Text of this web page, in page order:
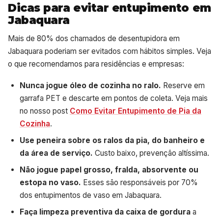
Dicas para evitar entupimento em
Jabaquara
Mais de 80% dos chamados de desentupidora em
Jabaquara poderiam ser evitados com hábitos simples. Veja
o que recomendamos para residências e empresas:
Nunca jogue óleo de cozinha no ralo. Reserve em
garrafa PET e descarte em pontos de coleta. Veja mais
no nosso post Como Evitar Entupimento de Pia da
Cozinha.
Use peneira sobre os ralos da pia, do banheiro e
da área de serviço. Custo baixo, prevenção altíssima.
Não jogue papel grosso, fralda, absorvente ou
estopa no vaso. Esses são responsáveis por 70%
dos entupimentos de vaso em Jabaquara.
Faça limpeza preventiva da caixa de gordura a